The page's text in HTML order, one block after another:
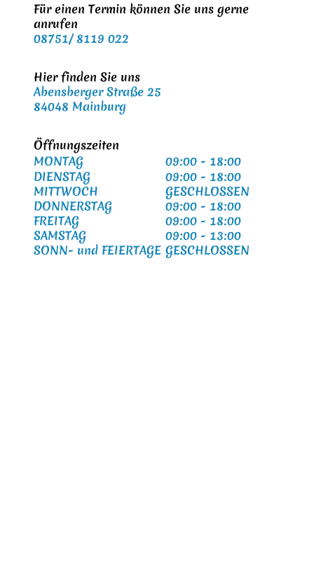
Für einen Termin können Sie uns gerne
anrufen
08751/ 8119 022
Hier finden Sie uns
Abensberger Straße 25
84048 Mainburg
Öffnungszeiten
MONTAG
09:00 - 18:00
DIENSTAG
09:00 - 18:00
MITTWOCH
GESCHLOSSEN
DONNERSTAG
09:00 - 18:00
FREITAG
09:00 - 18:00
SAMSTAG
09:00 - 13:00
SONN- und FEIERTAGE GESCHLOSSEN